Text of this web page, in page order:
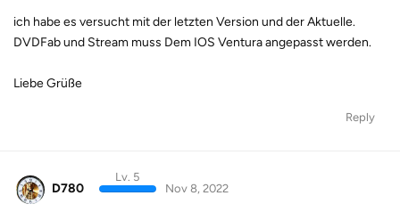
ich habe es versucht mit der letzten Version und der Aktuelle.
DVDFab und Stream muss Dem IOS Ventura angepasst werden.
Liebe Grüße
Reply
D780
Lv. 5
Nov 8, 2022